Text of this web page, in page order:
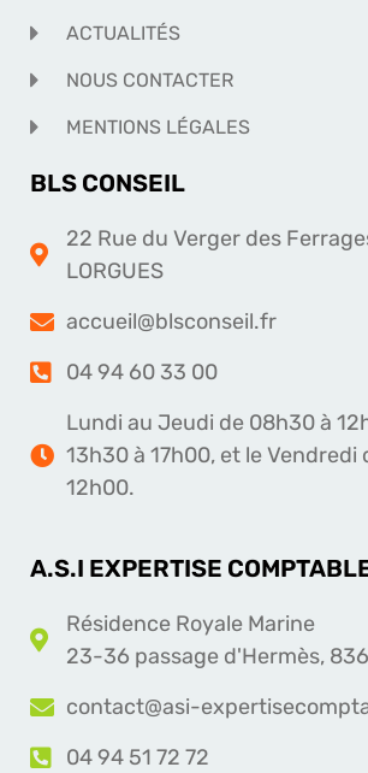
ACTUALITÉS
NOUS CONTACTER
MENTIONS LÉGALES
BLS CONSEIL
22 Rue du Verger des
LORGUES
accueil@blsconseil.fr
04 94 60 33 00
Lundi au Jeudi de 08h30 à
13h30 à 17h00, et le Vendredi
12h00.
A.S.I EXPERTISE
Résidence Royale Marine
23-36 passage d'Hermès,
contact@asi-
04 94 51 72 72